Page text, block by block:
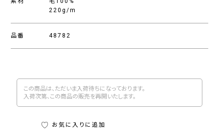
220g/m
品番 48782
この商品は、ただいま入荷待ちになっております。
入荷次第、この商品の販売を再開いたします。
お気に入りに追加